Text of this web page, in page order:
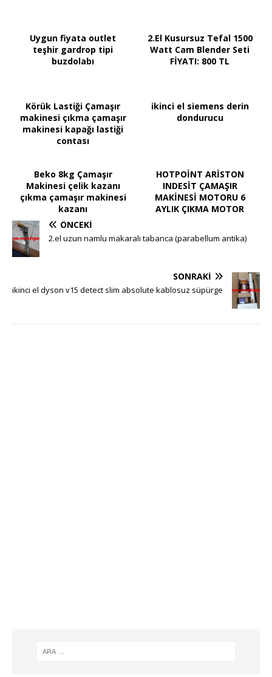
Uygun fiyata outlet
teşhir gardrop tipi
buzdolabı
2.El Kusursuz Tefal 1500
Watt Cam Blender Seti
FİYATI: 800 TL
Körük Lastiği Çamaşır
makinesi çıkma çamaşır
makinesi kapağı lastiği
contası
ikinci el siemens derin
dondurucu
Beko 8kg Çamaşır
Makinesi çelik kazanı
çıkma çamaşır makinesi
kazanı
HOTPOİNT ARİSTON
INDESİT ÇAMAŞIR
MAKİNESİ MOTORU 6
AYLIK ÇIKMA MOTOR
ÖNCEKI
2.el uzun namlu makaralı tabanca (parabellum antika)
SONRAKI
ikinci el dyson v15 detect slim absolute kablosuz süpürge